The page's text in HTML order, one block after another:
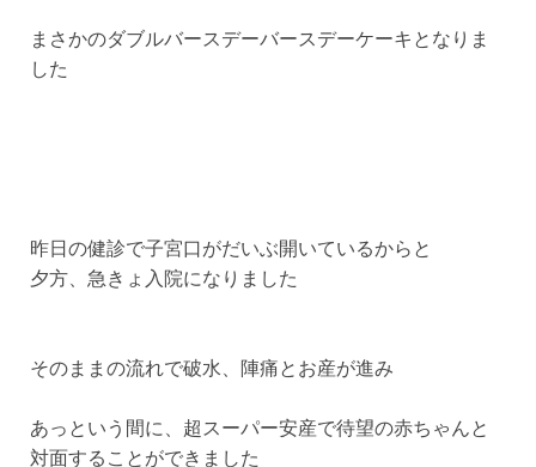
まさかのダブルバースデーバースデーケーキとなりま
した
昨日の健診で子宮口がだいぶ開いているからと
夕方、急きょ入院になりました
そのままの流れで破水、陣痛とお産が進み
あっという間に、超スーパー安産で待望の赤ちゃんと
対面することができました